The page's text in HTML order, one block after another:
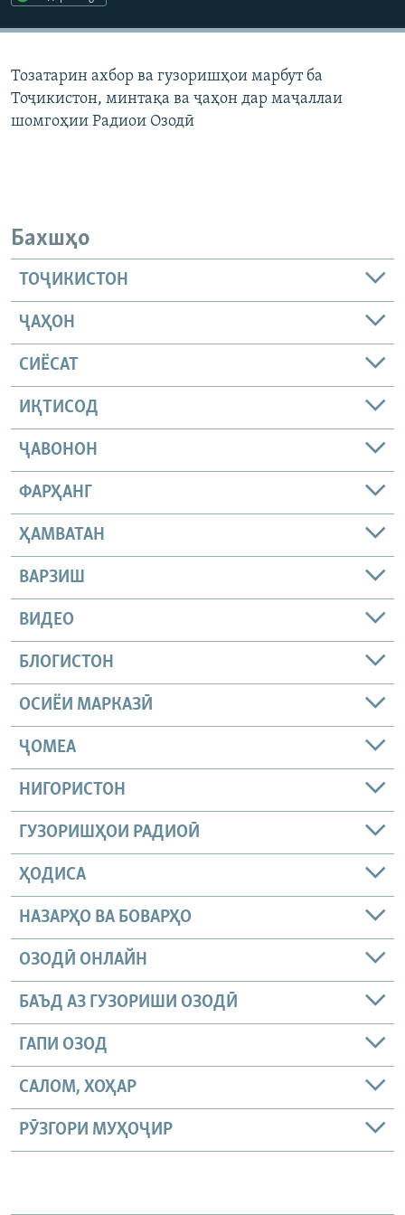
Русский
ПАЙГИРӢ КУНЕД
Тозатарин ахбор ва гузоришҳои марбут ба
Тоҷикистон, минтақа ва ҷаҳон дар маҷаллаи
шомгоҳии Радиои Озодӣ
Бахшҳо
ТОҶИКИСТОН
ҶАҲОН
СИЁСАТ
ИҚТИСОД
ҶАВОНОН
ФАРҲАНГ
ҲАМВАТАН
ВАРЗИШ
ВИДЕО
БЛОГИСТОН
ОСИЁИ МАРКАЗӢ
ҶОМEА
НИГОРИСТОН
ГУЗОРИШҲОИ РАДИОӢ
ҲОДИСА
НАЗАРҲО ВА БОВАРҲО
ОЗОДӢ ОНЛАЙН
БАЪД АЗ ГУЗОРИШИ ОЗОДӢ
ГАПИ ОЗОД
САЛОМ, ХОҲАР
РӮЗГОРИ МУҲОҶИР